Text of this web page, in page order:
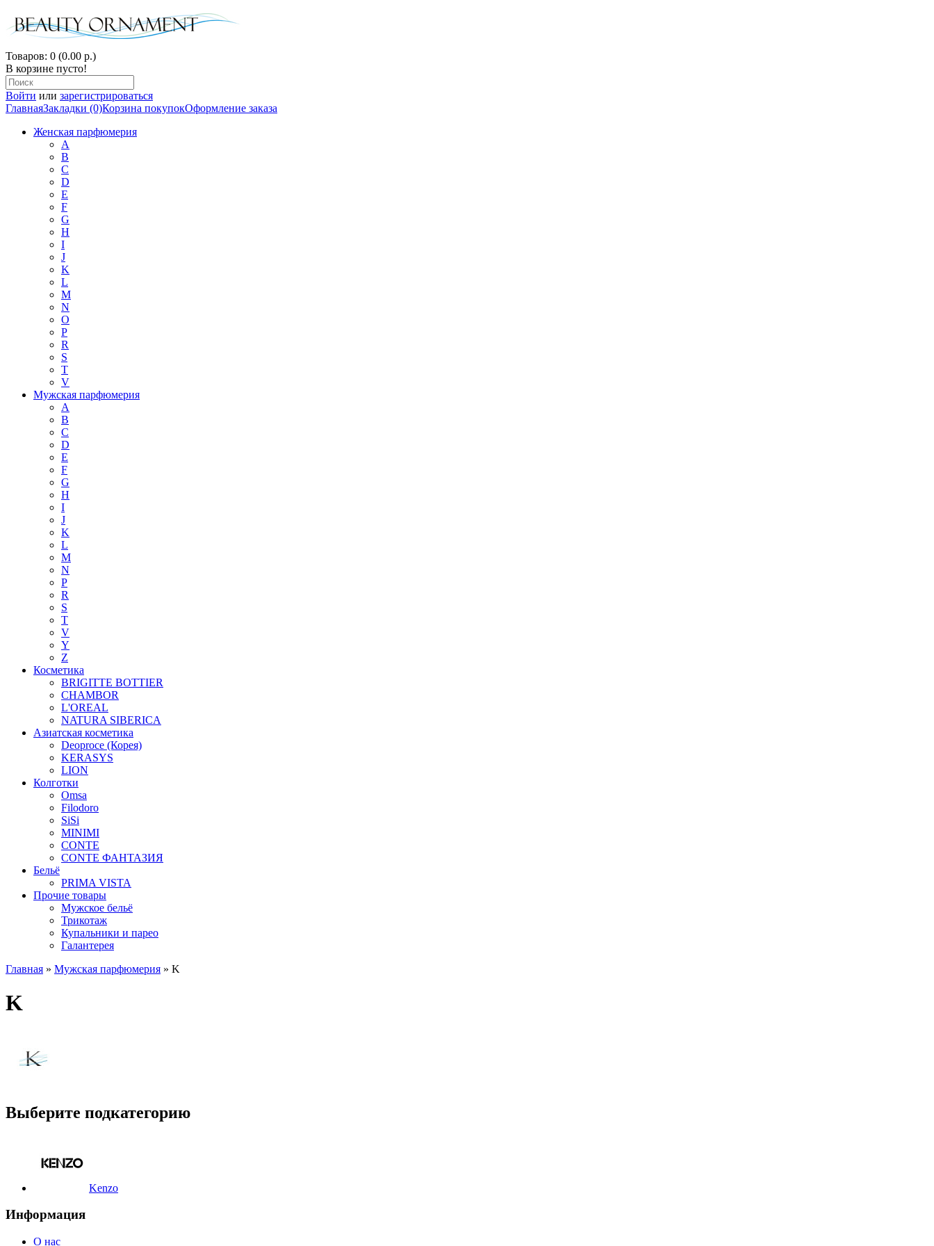
Товаров: 0 (0.00 р.)
В корзине пусто!
Войти или зарегистрироваться
ГлавнаяЗакладки (0)Корзина покупокОформление заказа
Женская парфюмерия
A
B
C
D
E
F
G
H
I
J
K
L
M
N
O
P
R
S
T
V
Мужская парфюмерия
A
B
C
D
E
F
G
H
I
J
K
L
M
N
P
R
S
T
V
Y
Z
Косметика
BRIGITTE BOTTIER
CHAMBOR
L'OREAL
NATURA SIBERICA
Азиатская косметика
Deoproce (Корея)
KERASYS
LION
Колготки
Omsa
Filodoro
SiSi
MINIMI
CONTE
CONTE ФАНТАЗИЯ
Бельё
PRIMA VISTA
Прочие товары
Мужское бельё
Трикотаж
Купальники и парео
Галантерея
Главная » Мужская парфюмерия » K
K
Выберите подкатегорию
Kenzo
Информация
О нас